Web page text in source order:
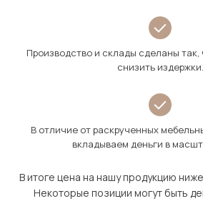
Производство и склады сделаны
снизить издержки.
В отличие от раскрученных
вкладываем деньги в
В итоге цена на нашу продукцию
Некоторые позиции могут быть